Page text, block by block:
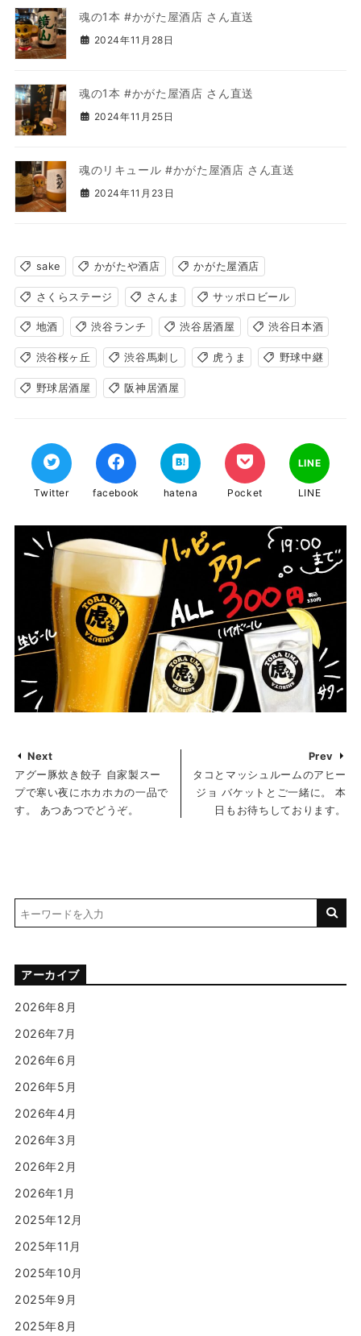
魂の1本 #かがた屋酒店 さん直送
2024年11月28日
魂の1本 #かがた屋酒店 さん直送
2024年11月25日
魂のリキュール #かがた屋酒店 さん直送
2024年11月23日
sake かがたや酒店 かがた屋酒店
さくらステージ さんま サッポロビール
地酒 渋谷ランチ 渋谷居酒屋 渋谷日本酒
渋谷桜ヶ丘 渋谷馬刺し 虎うま 野球中継
野球居酒屋 阪神居酒屋
Twitter facebook hatena Pocket
LINE
LINE
Next
アグー豚炊き餃子 自家製スー
プで寒い夜にホカホカの一品で
す。 あつあつでどうぞ。
Prev
タコとマッシュルームのアヒー
ジョ バケットとご一緒に。 本
日もお待ちしております。
アーカイブ
2026年8月
2026年7月
2026年6月
2026年5月
2026年4月
2026年3月
2026年2月
2026年1月
2025年12月
2025年11月
2025年10月
2025年9月
2025年8月